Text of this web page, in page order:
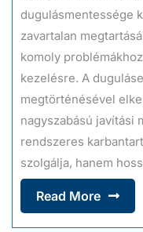
dugulásmentessége
zavartalan
komoly
kezelésre. A
megtörténésével
nagyszabású javítási
rendszeres
szolgálja, hanem
Read More